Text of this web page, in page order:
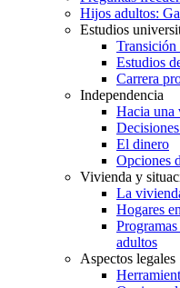
Hijos adultos:
Estudios
Transición
Estudios
Carrera
Independencia
Hacia una
El dinero
Opciones
Vivienda y
La
Hogares
adultos
Aspectos legales